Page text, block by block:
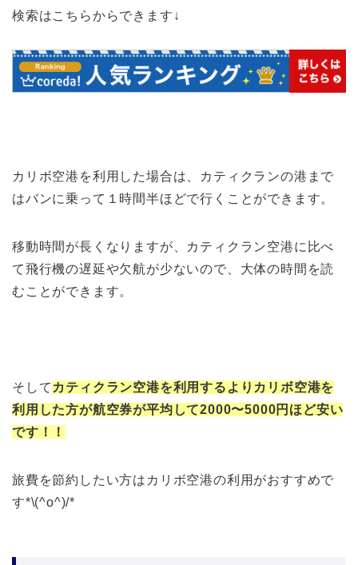
検索はこちらからできます↓
カリボ空港を利用した場合は、カティクランの港まで
はバンに乗って１時間半ほどで行くことができます。
移動時間が長くなりますが、カティクラン空港に比べ
て飛行機の遅延や欠航が少ないので、大体の時間を読
むことができます。
そして カティクラン空港を利用するよりカリボ空港を
利用した方が航空券が平均して2000〜5000円ほど安い
です！！
旅費を節約したい方はカリボ空港の利用がおすすめで
す*\(^o^)/*